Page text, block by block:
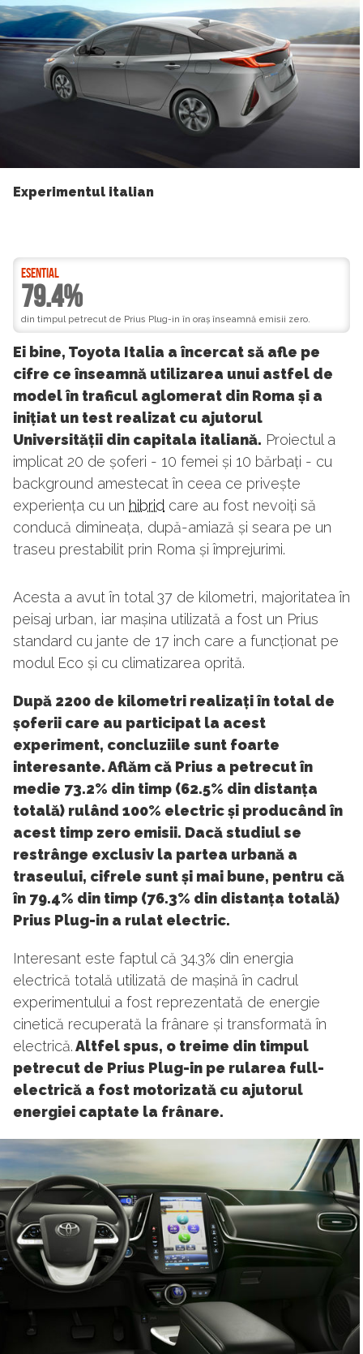
Experimentul italian
ESENTIAL
79.4%
din timpul petrecut de Prius Plug-in în oraș înseamnă emisii zero.
Ei bine, Toyota Italia a încercat să afle pe
cifre ce înseamnă utilizarea unui astfel de
model în traficul aglomerat din Roma și a
inițiat un test realizat cu ajutorul
Universității din capitala italiană. Proiectul a
implicat 20 de șoferi - 10 femei și 10 bărbați - cu
background amestecat în ceea ce privește
experiența cu un hibrid care au fost nevoiți să
conducă dimineața, după-amiază și seara pe un
traseu prestabilit prin Roma și împrejurimi.
Acesta a avut în total 37 de kilometri, majoritatea în
peisaj urban, iar mașina utilizată a fost un Prius
standard cu jante de 17 inch care a funcționat pe
modul Eco și cu climatizarea oprită.
După 2200 de kilometri realizați în total de
șoferii care au participat la acest
experiment, concluziile sunt foarte
interesante. Aflăm că Prius a petrecut în
medie 73.2% din timp (62.5% din distanța
totală) rulând 100% electric și producând în
acest timp zero emisii. Dacă studiul se
restrânge exclusiv la partea urbană a
traseului, cifrele sunt și mai bune, pentru că
în 79.4% din timp (76.3% din distanța totală)
Prius Plug-in a rulat electric.
Interesant este faptul că 34.3% din energia
electrică totală utilizată de mașină în cadrul
experimentului a fost reprezentată de energie
cinetică recuperată la frânare și transformată în
electrică.Altfel spus, o treime din timpul
petrecut de Prius Plug-in pe rularea full-
electrică a fost motorizată cu ajutorul
energiei captate la frânare.